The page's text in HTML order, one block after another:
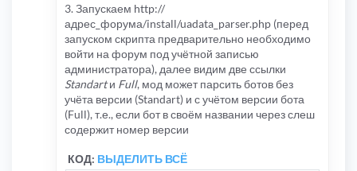
3. Запускаем http://
адрес_форума/install/uadata_parser.php (перед
запуском скрипта предварительно необходимо
войти на форум под учётной записью
администратора), далее видим две ссылки
Standartи Full, мод может парсить ботов без
учёта версии (Standart) и с учётом версии бота
(Full), т.е., если бот в своём названии через слеш
содержит номер версии
КОД: ВЫДЕЛИТЬ ВСЁ